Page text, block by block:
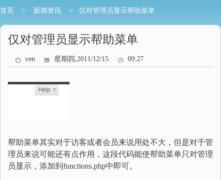
首页 > 新闻资讯 > 仅对管理员显示帮助菜单
仅对管理员显示帮助菜单
ven 星期四,2011/12/15 09:27
帮助菜单其实对于访客或者会员来说用处不大，但是对于管
理员来说可能还有点作用，这段代码能使帮助菜单只对管理
员显示，添加到functions.php中即可。